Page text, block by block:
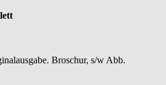
Broschur, s/w Abb.